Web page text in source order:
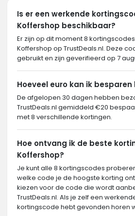
Is er een werkende
Koffershop beschikbaar?
Er zijn op dit moment 8
Koffershop op TrustDeals.nl. Deze
gebruikt en zijn geverifieerd op 7
Hoeveel euro kan ik besparen
De afgelopen 30 dagen hebben
TrustDeals.nl gemiddeld €20
met 8 verschillende kortingen.
Hoe ontvang ik de beste
Koffershop?
Je kunt alle 8 kortingscodes
welke code je de hoogste korting
kiezen voor de code die wordt
TrustDeals.nl. Als je zelf een
kortingscode hebt gevonden horen